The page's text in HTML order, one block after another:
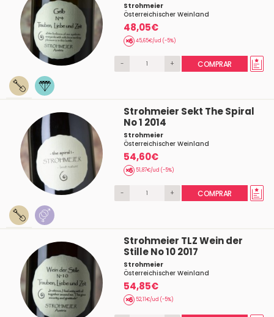
Strohmeier
Österreichischer Weinland
48,05€
45,65€/ud (-5%)
- + COMPRAR
Strohmeier Sekt The Spiral
No 1 2014
Strohmeier
Österreichischer Weinland
54,60€
51,87€/ud (-5%)
- + COMPRAR
Strohmeier TLZ Wein der
Stille No 10 2017
Strohmeier
Österreichischer Weinland
54,85€
52,11€/ud (-5%)